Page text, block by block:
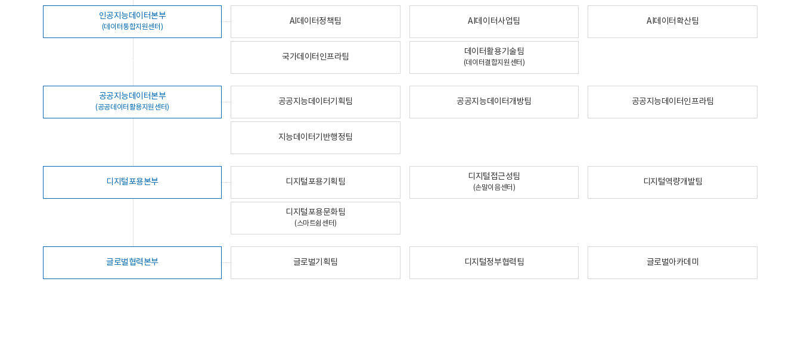
인공지능데이터본부
(데이터통합지원센터)
AI데이터정책팀 AI데이터사업팀 AI데이터확산팀
국가데이터인프라팀
데이터활용기술팀
(데이터결합지원센터)
공공지능데이터본부
(공공데이터활용지원센터)
공공지능데이터기획팀 공공지능데이터개방팀 공공지능데이터인프라팀
지능데이터기반행정팀
디지털포용본부 디지털포용기획팀
디지털접근성팀
(손말이음센터)
디지털역량개발팀
디지털포용문화팀
(스마트쉼센터)
글로벌협력본부 글로벌기획팀 디지털정부협력팀 글로벌아카데미